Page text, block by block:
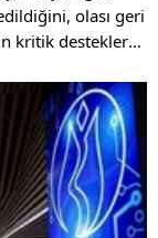
olası geri
kritik destekler